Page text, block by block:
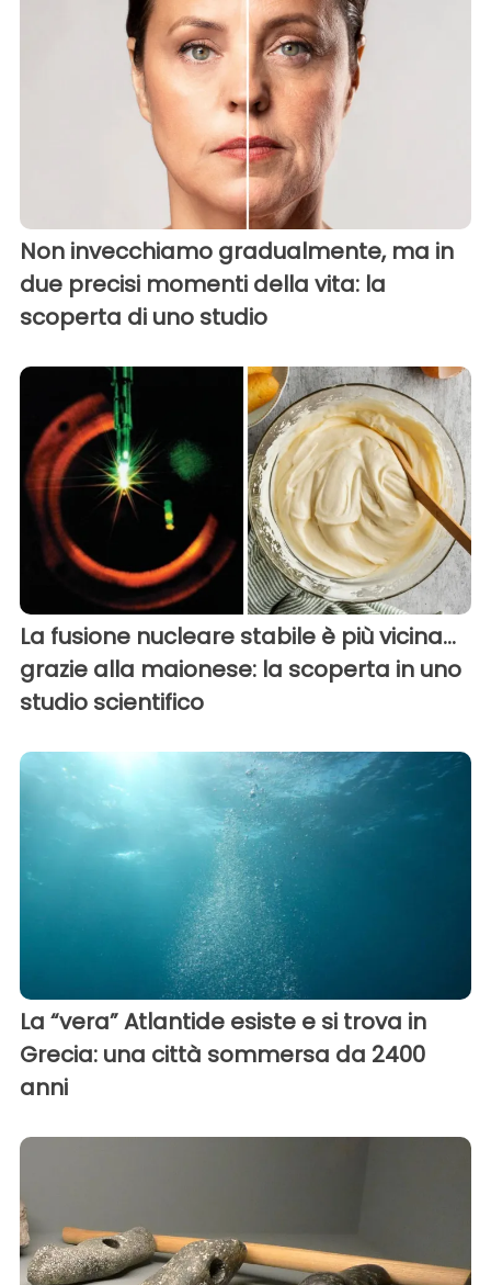
Non invecchiamo gradualmente, ma in
due precisi momenti della vita: la
scoperta di uno studio
La fusione nucleare stabile è più vicina…
grazie alla maionese: la scoperta in uno
studio scientifico
La “vera” Atlantide esiste e si trova in
Grecia: una città sommersa da 2400
anni